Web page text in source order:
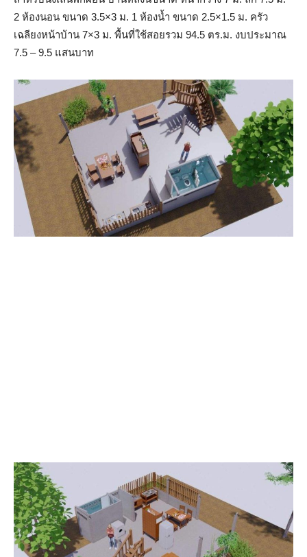
2 ห้องนอน ขนาด 3.5×3 ม. 1 ห้องน้ำ ขนาด 2.5×1.5 ม. ครัว
เฉลียงหน้าบ้าน 7×3 ม. พื้นที่ใช้สอยรวม 94.5 ตร.ม. งบประมาณ
7.5 – 9.5 แสนบาท